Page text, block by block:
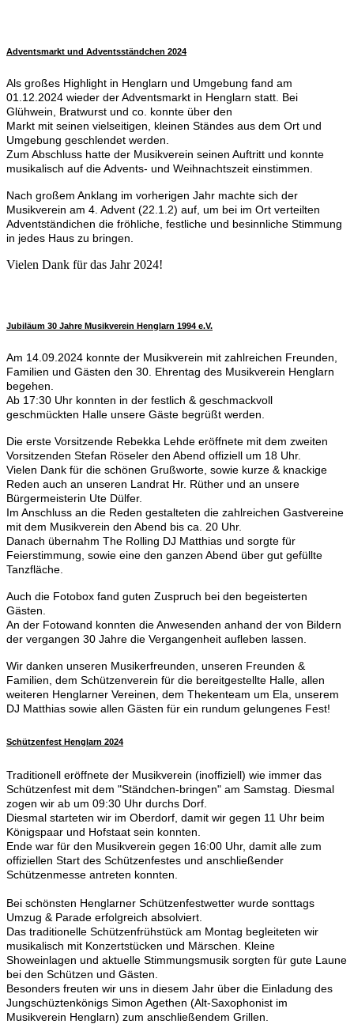
Adventsmarkt und Adventsständchen 2024
Als großes Highlight in Henglarn und Umgebung fand am
01.12.2024 wieder der Adventsmarkt in Henglarn statt. Bei
Glühwein, Bratwurst und co. konnte über den
Markt mit seinen vielseitigen, kleinen Ständes aus dem Ort und
Umgebung geschlendet werden.
Zum Abschluss hatte der Musikverein seinen Auftritt und konnte
musikalisch auf die Advents- und Weihnachtszeit einstimmen.
Nach großem Anklang im vorherigen Jahr machte sich der
Musikverein am 4. Advent (22.1.2) auf, um bei im Ort verteilten
Adventständichen die fröhliche, festliche und besinnliche Stimmung
in jedes Haus zu bringen.
Vielen Dank für das Jahr 2024!
Jubiläum 30 Jahre Musikverein Henglarn 1994 e.V.
Am 14.09.2024 konnte der Musikverein mit zahlreichen Freunden,
Familien und Gästen den 30. Ehrentag des Musikverein Henglarn
begehen.
Ab 17:30 Uhr konnten in der festlich & geschmackvoll
geschmückten Halle unsere Gäste begrüßt werden.
Die erste Vorsitzende Rebekka Lehde eröffnete mit dem zweiten
Vorsitzenden Stefan Röseler den Abend offiziell um 18 Uhr.
Vielen Dank für die schönen Grußworte, sowie kurze & knackige
Reden auch an unseren Landrat Hr. Rüther und an unsere
Bürgermeisterin Ute Dülfer.
Im Anschluss an die Reden gestalteten die zahlreichen Gastvereine
mit dem Musikverein den Abend bis ca. 20 Uhr.
Danach übernahm The Rolling DJ Matthias und sorgte für
Feierstimmung, sowie eine den ganzen Abend über gut gefüllte
Tanzfläche.
Auch die Fotobox fand guten Zuspruch bei den begeisterten
Gästen.
An der Fotowand konnten die Anwesenden anhand der von Bildern
der vergangen 30 Jahre die Vergangenheit aufleben lassen.
Wir danken unseren Musikerfreunden, unseren Freunden &
Familien, dem Schützenverein für die bereitgestellte Halle, allen
weiteren Henglarner Vereinen, dem Thekenteam um Ela, unserem
DJ Matthias sowie allen Gästen für ein rundum gelungenes Fest!
Schützenfest Henglarn 2024
Traditionell eröffnete der Musikverein (inoffiziell) wie immer das
Schützenfest mit dem "Ständchen-bringen" am Samstag. Diesmal
zogen wir ab um 09:30 Uhr durchs Dorf.
Diesmal starteten wir im Oberdorf, damit wir gegen 11 Uhr beim
Königspaar und Hofstaat sein konnten.
Ende war für den Musikverein gegen 16:00 Uhr, damit alle zum
offiziellen Start des Schützenfestes und anschließender
Schützenmesse antreten konnten.
Bei schönsten Henglarner Schützenfestwetter wurde sonttags
Umzug & Parade erfolgreich absolviert.
Das traditionelle Schützenfrühstück am Montag begleiteten wir
musikalisch mit Konzertstücken und Märschen. Kleine
Showeinlagen und aktuelle Stimmungsmusik sorgten für gute Laune
bei den Schützen und Gästen.
Besonders freuten wir uns in diesem Jahr über die Einladung des
Jungschüztenkönigs Simon Agethen (Alt-Saxophonist im
Musikverein Henglarn) zum anschließendem Grillen.